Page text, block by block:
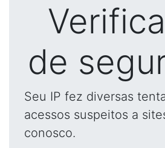
de
Seu IP fez diversas
acessos suspeitos a
conosco.